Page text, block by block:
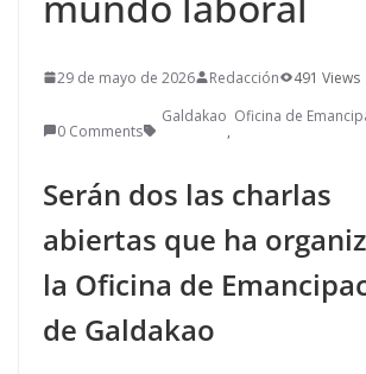
29 de mayo de 2026 Redacción 491 Views
0 Comments
Galdakao
,
Oficina de
Serán dos las charlas
abiertas que ha
la Oficina de
de Galdakao